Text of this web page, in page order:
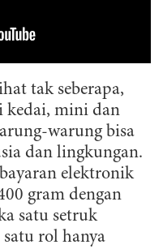
tak seberapa,
kedai, mini dan
warung bisa
dan lingkungan.
elektronik
gram dengan
satu setruk
rol hanya